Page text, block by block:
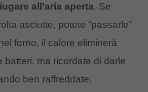
all’aria aperta. Se
asciutte, potete “passarle”
forno, il calore eliminerà
batteri, ma ricordate di darle
ben raffreddate.